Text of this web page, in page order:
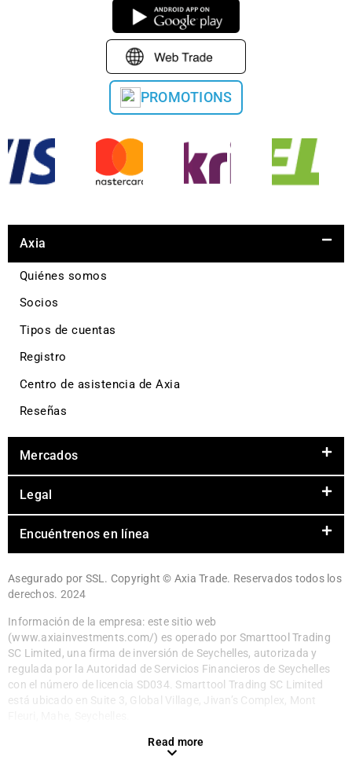
PROMOTIONS
Axia
Quiénes somos
Socios
Tipos de cuentas
Registro
Centro de asistencia de Axia
Reseñas
Mercados
Legal
Encuéntrenos en línea
Asegurado por SSL. Copyright © Axia Trade. Reservados todos los
derechos. 2024
Información de la empresa: este sitio web
(www.axiainvestments.com/) es operado por Smarttool Trading
SC Limited, una firma de inversión de Seychelles, autorizada y
regulada por la Autoridad de Servicios Financieros de Seychelles
con el número de licencia SD034. Smarttool Trading SC Limited
está ubicado en Suite 3, Global Village, Jivan’s Complex, Mont
Read more